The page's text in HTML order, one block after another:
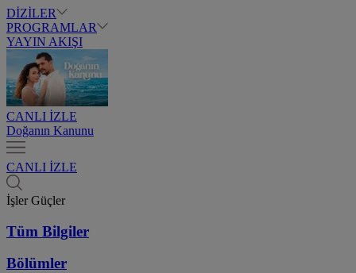
DİZİLER
PROGRAMLAR
YAYIN AKIŞI
CANLI İZLE
Doğanın Kanunu
CANLI İZLE
İşler Güçler
Tüm Bilgiler
Bölümler